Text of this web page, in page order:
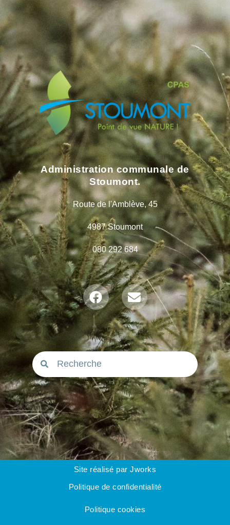
Administration communale de
Stoumont.
Route de l'Amblève, 45
4987 Stoumont
080 292 684
Site réalisé par Jworks
Politique de confidentialité
Politique cookies